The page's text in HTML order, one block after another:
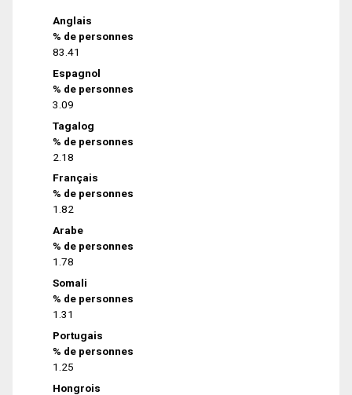
Anglais
% de personnes
83.41
Espagnol
% de personnes
3.09
Tagalog
% de personnes
2.18
Français
% de personnes
1.82
Arabe
% de personnes
1.78
Somali
% de personnes
1.31
Portugais
% de personnes
1.25
Hongrois